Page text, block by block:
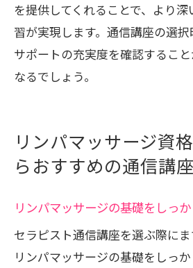
を提供してくれることで、より
習が実現します。通信講座の選
サポートの充実度を確認するこ
なるでしょう。
リンパマッサージ資
らおすすめの通信講
リンパマッサージの基礎をしっ
セラピスト通信講座を選ぶ際にま
リンパマッサージの基礎をしっ